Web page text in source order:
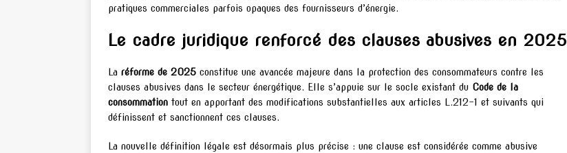
pratiques commerciales parfois opaques des fournisseurs d’énergie.
Le cadre juridique renforcé des clauses abusives en 2025
La réforme de 2025 constitue une avancée majeure dans la protection des consommateurs contre les
clauses abusives dans le secteur énergétique. Elle s’appuie sur le socle existant du Code de la
consommation tout en apportant des modifications substantielles aux articles L.212-1 et suivants qui
définissent et sanctionnent ces clauses.
La nouvelle définition légale est désormais plus précise : une clause est considérée comme abusive